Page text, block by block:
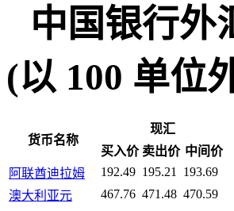
中国银行外
(以 100 单位
货币名称
现汇
买入价 卖出价 中间价
阿联酋迪拉姆
192.49 195.21
193.69
澳大利亚元
467.76 471.48 470.59